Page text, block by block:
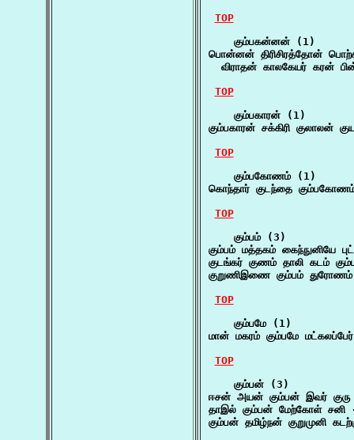
TOP
    கும்பகன்னன் (1)
பொன்னன் திரிசிரத்தோன்
விராதன் காலகேயர் கரன்
TOP
    கும்பகாரன் (1)
கும்பகாரன் சக்கிரி குலாலன்
TOP
    கும்பகோணம் (1)
கொந்தார் குடந்தை
TOP
    கும்பம் (3)
கும்பம் மத்தகம் கைந்நுனியே
குடங்கர் குணம் தாலி கடம்
குறுணிஇணை கும்பம்
TOP
    கும்பமே (1)
மான் மகரம் கும்பமே
TOP
    கும்பன் (3)
ஈசன் அயன் கும்பன் இவர்
தாஇல் கும்பன் மேற்கோள்
கும்பன் தமிழ்நன் குறுமுனி